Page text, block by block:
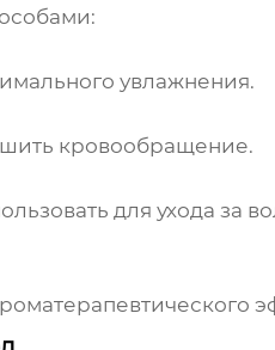
увлажнения.
кровообращение.
для ухода за